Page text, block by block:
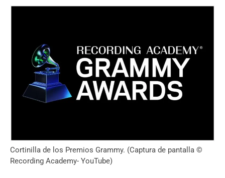
Cortinilla de los Premios Grammy. (Captura de pantalla ©
Recording Academy- YouTube)